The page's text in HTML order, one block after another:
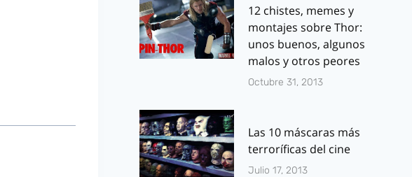
12 chistes, memes y
montajes sobre Thor:
unos buenos, algunos
malos y otros peores
Octubre 31, 2013
Las 10 máscaras más
terroríficas del cine
Julio 17, 2013